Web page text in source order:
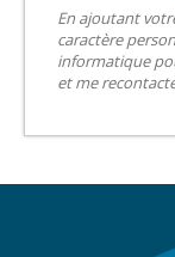
En ajoutant
caractère
informatique
et me